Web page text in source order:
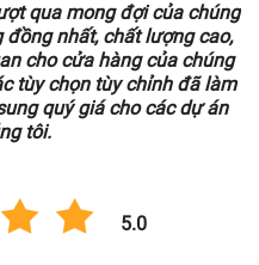
qua mong đợi của chúng
đồng nhất, chất lượng cao,
cho cửa hàng của chúng
tùy chọn tùy chỉnh đã làm
quý giá cho các dự án
tôi.
5.0